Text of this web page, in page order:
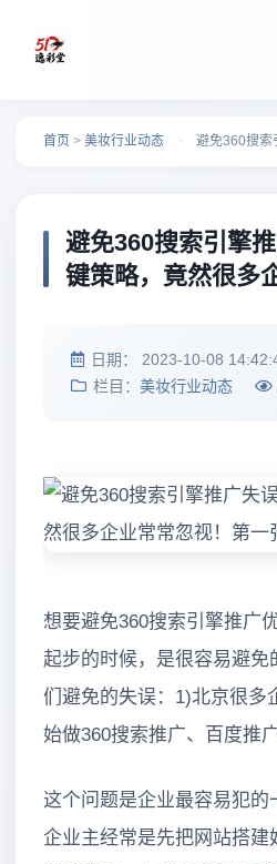
首页 > 美妆行业动态 > 避免360搜索引擎推
避免360搜索引擎
键策略，竟然很多
日期： 2023-10-08
栏目： 美妆行业动态
想要避免360搜索引擎推广
起步的时候，是很容易避免
们避免的失误：1)北京很多
始做360搜索推广、百度推
这个问题是企业最容易犯的
企业主经常是先把网站搭建